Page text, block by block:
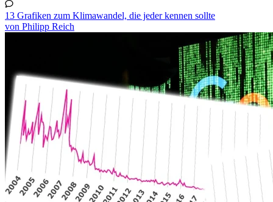
13 Grafiken zum Klimawandel, die jeder kennen sollte
von Philipp Reich